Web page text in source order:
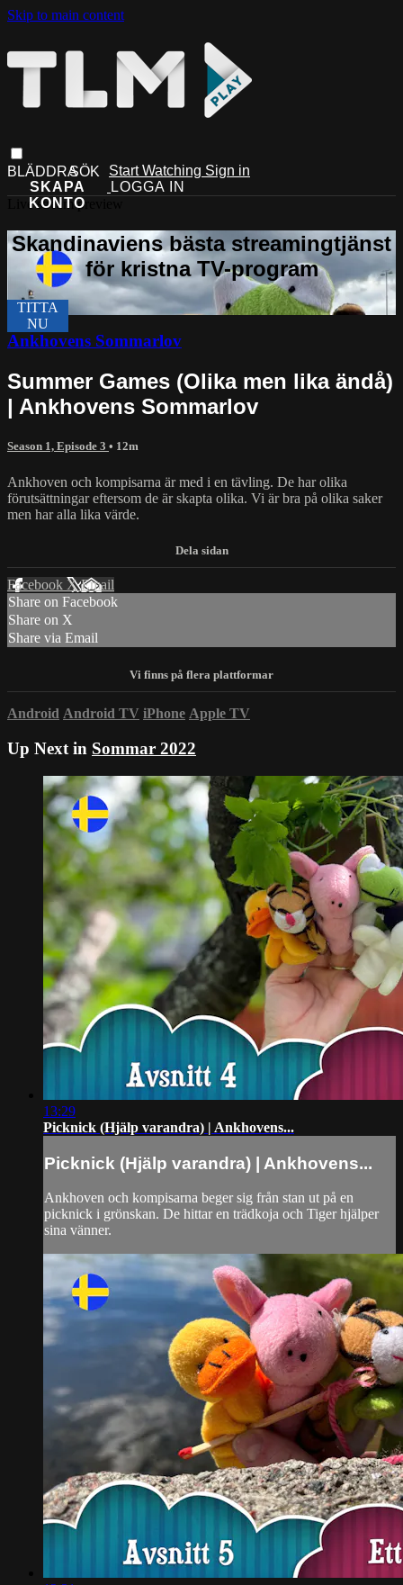
Skip to main content
Start Watching Sign in
Live stream preview
Ankhovens Sommarlov
Summer Games (Olika men lika ändå)
| Ankhovens Sommarlov
Season 1, Episode 3 • 12m
Ankhoven och kompisarna är med i en tävling. De har olika
förutsättningar eftersom de är skapta olika. Vi är bra på olika saker
men har alla lika värde.
Facebook XEmail
Share on Facebook
Share on X
Share via Email
Android Android TV iPhone Apple TV
Up Next in Sommar 2022
13:29
Picknick (Hjälp varandra) | Ankhovens...
Picknick (Hjälp varandra) | Ankhovens...
Ankhoven och kompisarna beger sig från stan ut på en
picknick i grönskan. De hittar en trädkoja och Tiger hjälper
sina vänner.